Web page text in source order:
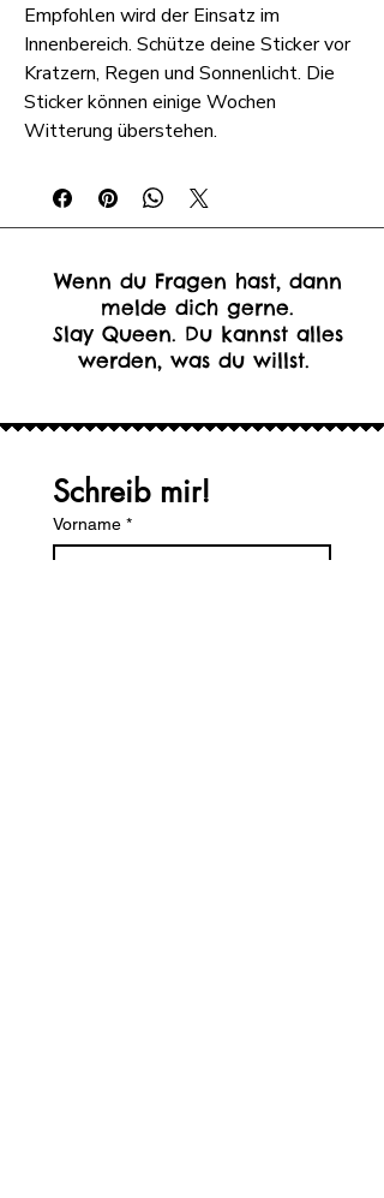
Empfohlen wird der Einsatz im
Innenbereich. Schütze deine Sticker vor
Kratzern, Regen und Sonnenlicht. Die
Sticker können einige Wochen
Witterung überstehen.
Wenn du Fragen hast, dann
melde dich gerne.
Slay Queen. Du kannst alles
werden, was du willst.
Schreib mir!
Vorname *